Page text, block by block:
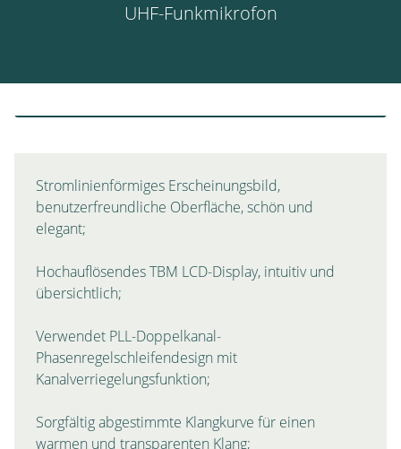
UHF-Funkmikrofon
Stromlinienförmiges Erscheinungsbild,
benutzerfreundliche Oberfläche, schön und
elegant;
Hochauflösendes TBM LCD-Display, intuitiv und
übersichtlich;
Verwendet PLL-Doppelkanal-
Phasenregelschleifendesign mit
Kanalverriegelungsfunktion;
Sorgfältig abgestimmte Klangkurve für einen
warmen und transparenten Klang;